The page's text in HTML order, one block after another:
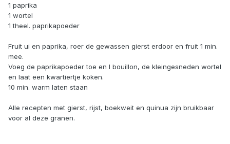
1 paprika
1 wortel
1 theel. paprikapoeder
Fruit ui en paprika, roer de gewassen gierst erdoor en fruit 1 min.
mee.
Voeg de paprikapoeder toe en l bouillon, de kleingesneden wortel
en laat een kwartiertje koken.
10 min. warm laten staan
Alle recepten met gierst, rijst, boekweit en quinua zijn bruikbaar
voor al deze granen.